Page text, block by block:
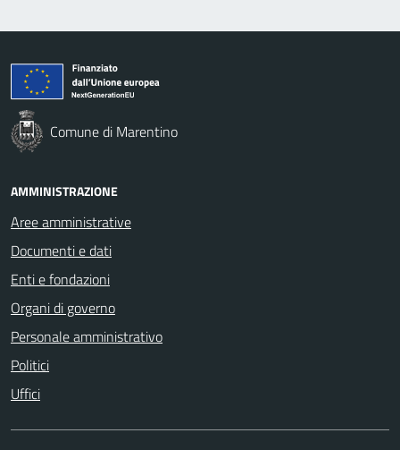
Comune di Marentino
AMMINISTRAZIONE
Aree amministrative
Documenti e dati
Enti e fondazioni
Organi di governo
Personale amministrativo
Politici
Uffici